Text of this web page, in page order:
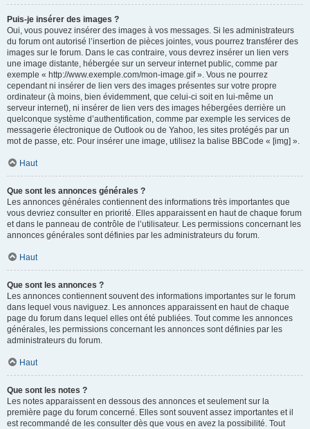
Puis-je insérer des images ?
Oui, vous pouvez insérer des images à vos messages. Si les administrateurs
du forum ont autorisé l’insertion de pièces jointes, vous pourrez transférer des
images sur le forum. Dans le cas contraire, vous devrez insérer un lien vers
une image distante, hébergée sur un serveur internet public, comme par
exemple « http://www.exemple.com/mon-image.gif ». Vous ne pourrez
cependant ni insérer de lien vers des images présentes sur votre propre
ordinateur (à moins, bien évidemment, que celui-ci soit en lui-même un
serveur internet), ni insérer de lien vers des images hébergées derrière un
quelconque système d’authentification, comme par exemple les services de
messagerie électronique de Outlook ou de Yahoo, les sites protégés par un
mot de passe, etc. Pour insérer une image, utilisez la balise BBCode « [img] ».
Haut
Que sont les annonces générales ?
Les annonces générales contiennent des informations très importantes que
vous devriez consulter en priorité. Elles apparaissent en haut de chaque forum
et dans le panneau de contrôle de l’utilisateur. Les permissions concernant les
annonces générales sont définies par les administrateurs du forum.
Haut
Que sont les annonces ?
Les annonces contiennent souvent des informations importantes sur le forum
dans lequel vous naviguez. Les annonces apparaissent en haut de chaque
page du forum dans lequel elles ont été publiées. Tout comme les annonces
générales, les permissions concernant les annonces sont définies par les
administrateurs du forum.
Haut
Que sont les notes ?
Les notes apparaissent en dessous des annonces et seulement sur la
première page du forum concerné. Elles sont souvent assez importantes et il
est recommandé de les consulter dès que vous en avez la possibilité. Tout